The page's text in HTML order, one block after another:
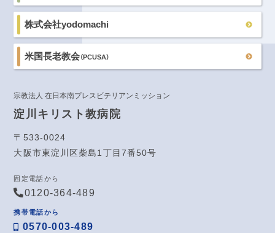
株式会社yodomachi
米国長老教会（PCUSA）
宗教法人 在日本南プレスビテリアンミッション
淀川キリスト教病院
〒533-0024
大阪市東淀川区柴島1丁目7番50号
固定電話から
0120-364-489
携帯電話から
0570-003-489